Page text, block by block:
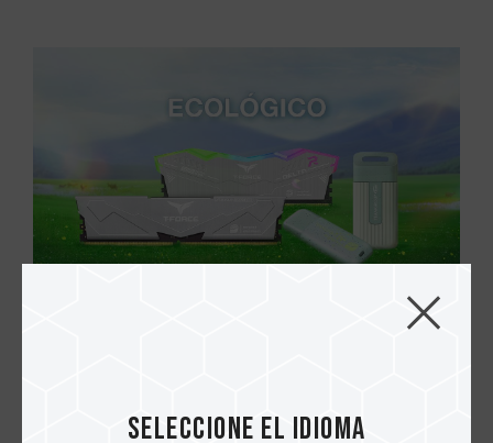
Seleccione el idioma